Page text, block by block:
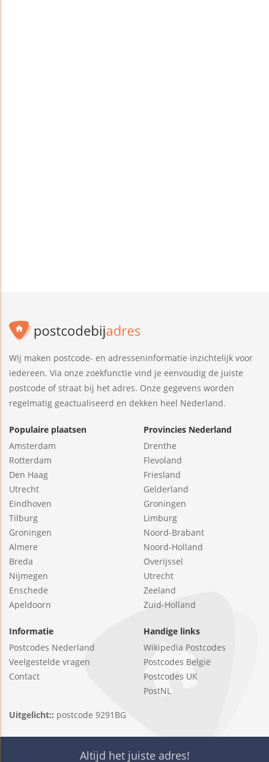
Wij maken postcode- en adresseninformatie inzichtelijk voor
iedereen. Via onze zoekfunctie vind je eenvoudig de juiste
postcode of straat bij het adres. Onze gegevens worden
regelmatig geactualiseerd en dekken heel Nederland.
Populaire plaatsen
Amsterdam
Rotterdam
Den Haag
Utrecht
Eindhoven
Tilburg
Groningen
Almere
Breda
Nijmegen
Enschede
Apeldoorn
Provincies Nederland
Drenthe
Flevoland
Friesland
Gelderland
Groningen
Limburg
Noord-Brabant
Noord-Holland
Overijssel
Utrecht
Zeeland
Zuid-Holland
Informatie
Postcodes Nederland
Veelgestelde vragen
Contact
Handige links
Wikipedia Postcodes
Postcodes België
Postcodes UK
PostNL
Uitgelicht:: postcode 9291BG
Altijd het juiste adres!